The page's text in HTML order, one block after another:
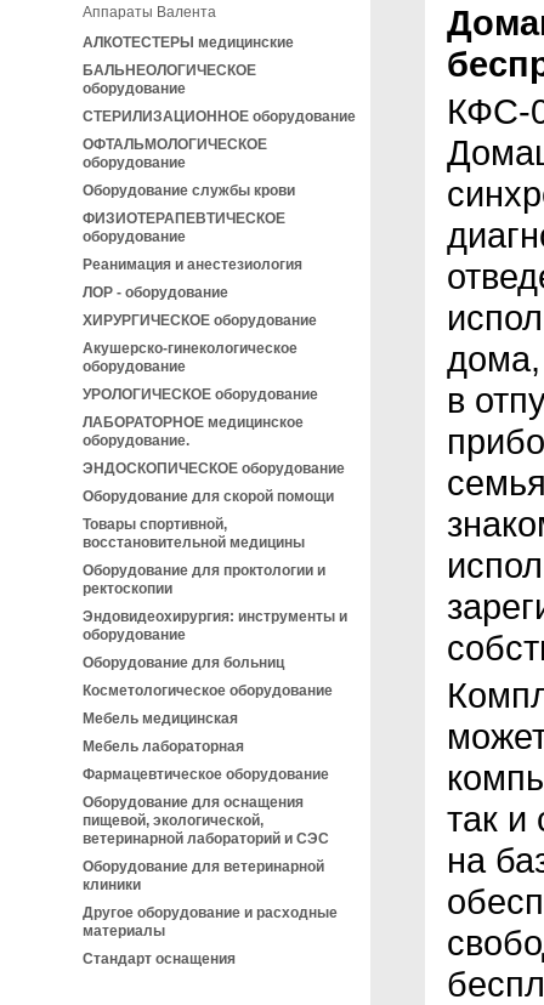
Аппараты Валента
АЛКОТЕСТЕРЫ медицинские
БАЛЬНЕОЛОГИЧЕСКОЕ
оборудование
СТЕРИЛИЗАЦИОННОЕ оборудование
ОФТАЛЬМОЛОГИЧЕСКОЕ
оборудование
Оборудование службы крови
ФИЗИОТЕРАПЕВТИЧЕСКОЕ
оборудование
Реанимация и анестезиология
ЛОР - оборудование
ХИРУРГИЧЕСКОЕ оборудование
Акушерско-гинекологическое
оборудование
УРОЛОГИЧЕСКОЕ оборудование
ЛАБОРАТОРНОЕ медицинское
оборудование.
ЭНДОСКОПИЧЕСКОЕ оборудование
Оборудование для скорой помощи
Товары спортивной,
восстановительной медицины
Оборудование для проктологии и
ректоскопии
Эндовидеохирургия: инструменты и
оборудование
Оборудование для больниц
Косметологическое оборудование
Мебель медицинская
Мебель лабораторная
Фармацевтическое оборудование
Оборудование для оснащения
пищевой, экологической,
ветеринарной лабораторий и СЭС
Оборудование для ветеринарной
клиники
Другое оборудование и расходные
материалы
Стандарт оснащения
КФС-
дома,
в
так
на